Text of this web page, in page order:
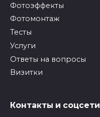
Фотоэффекты
Фотомонтаж
Тесты
Услуги
Ответы на вопросы
Визитки
Контакты и соцсети